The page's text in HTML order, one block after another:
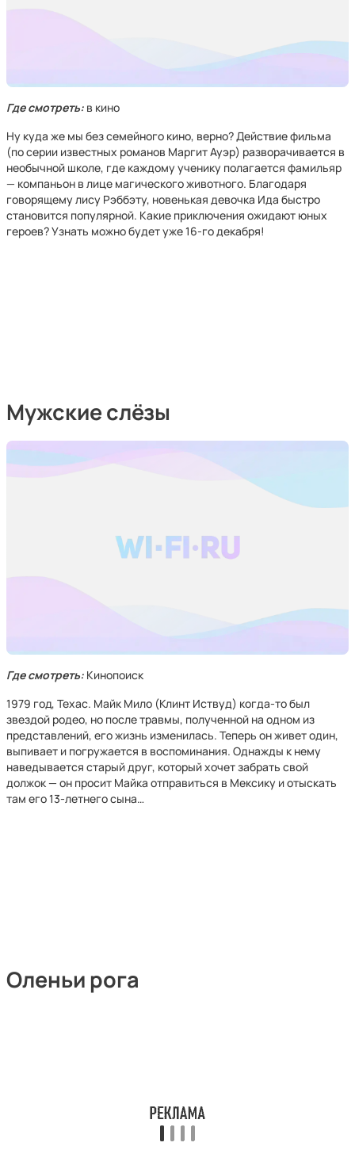
Где смотреть: в кино
Ну куда же мы без семейного кино, верно? Действие фильма
(по серии известных романов Маргит Ауэр) разворачивается в
необычной школе, где каждому ученику полагается фамильяр
— компаньон в лице магического животного. Благодаря
говорящему лису Рэббэту, новенькая девочка Ида быстро
становится популярной. Какие приключения ожидают юных
героев? Узнать можно будет уже 16-го декабря!
Мужские слёзы
Где смотреть: Кинопоиск
1979 год, Техас. Майк Мило (Клинт Иствуд) когда-то был
звездой родео, но после травмы, полученной на одном из
представлений, его жизнь изменилась. Теперь он живет один,
выпивает и погружается в воспоминания. Однажды к нему
наведывается старый друг, который хочет забрать свой
должок — он просит Майка отправиться в Мексику и отыскать
там его 13-летнего сына…
Оленьи рога